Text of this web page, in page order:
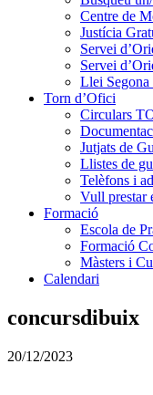
Centre de
Justícia
Servei
Servei
Llei
Torn d’Ofici
Circulars
Jutjats de
Llistes de
Telèfons i
Vull prestar
Formació
Escola de
Formació
Màsters i
Calendari
concursdibuix
20/12/2023